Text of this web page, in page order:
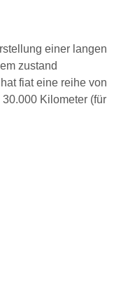
einer langen
zustand
fiat eine reihe von
Kilometer (für